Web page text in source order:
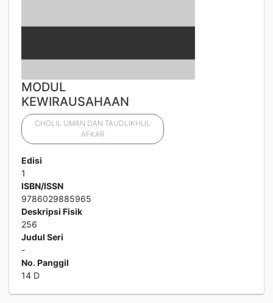
MODUL
KEWIRAUSAHAAN
CHOLIL UMAN DAN TAUDLIKHUL
AFKAR
Edisi
1
ISBN/ISSN
9786029885965
Deskripsi Fisik
256
Judul Seri
-
No. Panggil
14 D